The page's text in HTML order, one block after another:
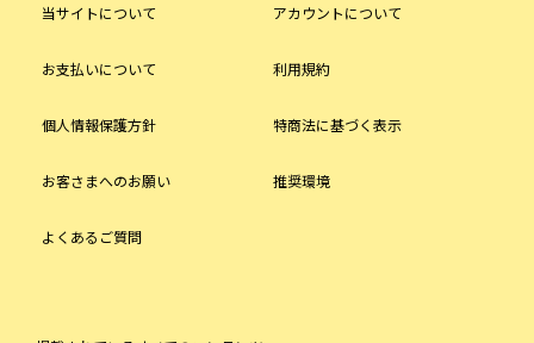
当サイトについて アカウントについて
お支払いについて 利用規約
個人情報保護方針 特商法に基づく表示
お客さまへのお願い 推奨環境
よくあるご質問